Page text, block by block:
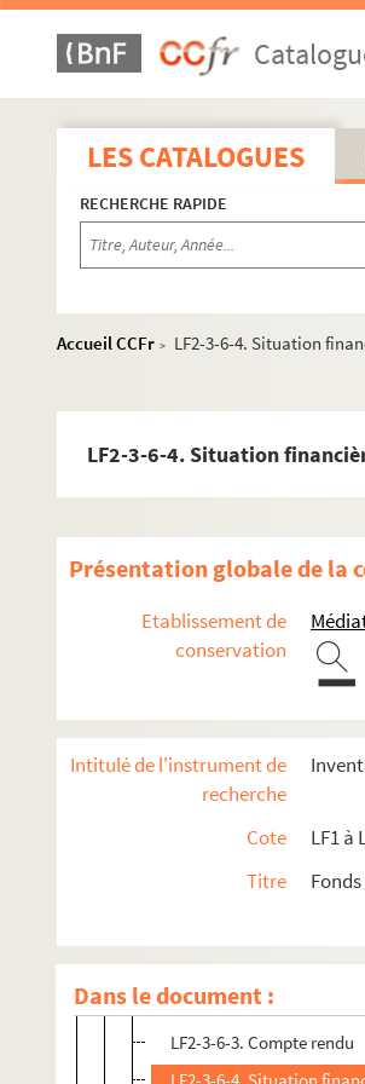
LES CATALOGUES
RECHERCHE RAPIDE
Accueil CCFr >
LF2-3-6-4. Situation
LF2-3-6-4. Situation
Présentation globale de la
Etablissement de
conservation
Intitulé de l'instrument de
recherche
Cote
LF1 à
Titre
Dans le document :
LF1. Histoire du Nord de Lille
LF2. Le théâtre de Lille
LF2-1. Documents du théâtre
LF2-2. Incendie du théâtre, 1903
LF2-3. Documents sur le théâtre
LF2-3-1. Dossier 1 : 1849 –
LF2-3-2. Dossier 2 : 1850-
LF2-3-4. Dossier 4 : 1852-
LF2-3-5. Dossier 5 : 1853-
LF2-3-6-1. Prospectus du
LF2-3-6-2. Répertoire
LF2-3-6-3. Compte rendu